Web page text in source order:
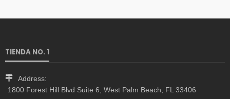
TIENDA NO. 1
Address:
1800 Forest Hill Blvd Suite 6, West Palm Beach, FL 33406